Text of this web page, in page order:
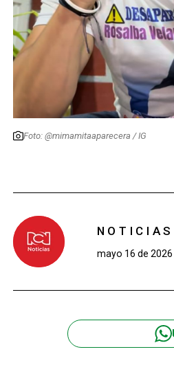
Foto: @mimamitaaparecera / IG
NOTICIAS
mayo 16 de 2026